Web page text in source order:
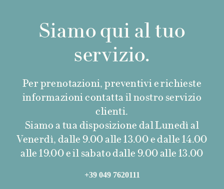
Siamo qui al tuo
servizio.
Per prenotazioni, preventivi e richieste
informazioni contatta il nostro servizio
clienti.
Siamo a tua disposizione dal Lunedì al
Venerdì, dalle 9.00 alle 13.00 e dalle 14.00
alle 19.00 e il sabato dalle 9.00 alle 13.00
+39 049 7620111